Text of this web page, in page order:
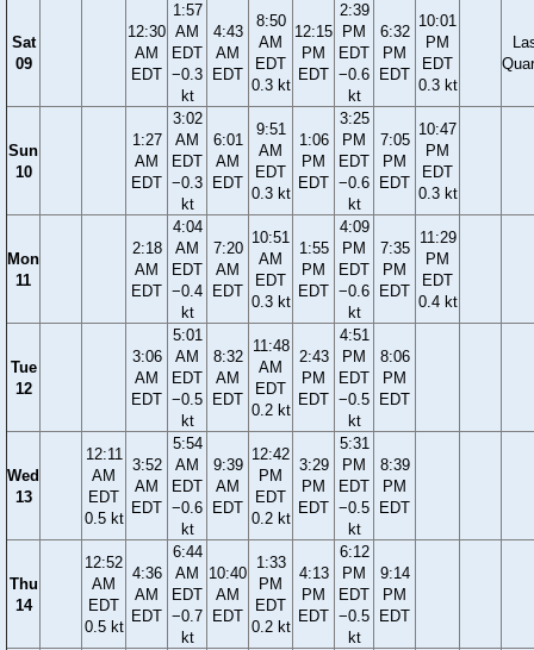
Sat
09
12:30
AM
EDT
1:57
AM
EDT
−0.3
kt
4:43
AM
EDT
8:50
AM
EDT
0.3 kt
12:15
PM
EDT
2:39
PM
EDT
−0.6
kt
6:32
PM
EDT
10:01
PM
EDT
0.3 kt
Sun
10
1:27
AM
EDT
3:02
AM
EDT
−0.3
kt
6:01
AM
EDT
9:51
AM
EDT
0.3 kt
1:06
PM
EDT
3:25
PM
EDT
−0.6
kt
7:05
PM
EDT
10:47
PM
EDT
0.3 kt
Mon
11
2:18
AM
EDT
4:04
AM
EDT
−0.4
kt
7:20
AM
EDT
10:51
AM
EDT
0.3 kt
1:55
PM
EDT
4:09
PM
EDT
−0.6
kt
7:35
PM
EDT
11:29
PM
EDT
0.4 kt
Tue
12
3:06
AM
EDT
5:01
AM
EDT
−0.5
kt
8:32
AM
EDT
11:48
AM
EDT
0.2 kt
2:43
PM
EDT
4:51
PM
EDT
−0.5
kt
8:06
PM
EDT
Wed
13
12:11
AM
EDT
0.5 kt
3:52
AM
EDT
5:54
AM
EDT
−0.6
kt
9:39
AM
EDT
12:42
PM
EDT
0.2 kt
3:29
PM
EDT
5:31
PM
EDT
−0.5
kt
8:39
PM
EDT
Thu
14
12:52
AM
EDT
0.5 kt
4:36
AM
EDT
6:44
AM
EDT
−0.7
kt
10:40
AM
EDT
1:33
PM
EDT
0.2 kt
4:13
PM
EDT
6:12
PM
EDT
−0.5
kt
9:14
PM
EDT